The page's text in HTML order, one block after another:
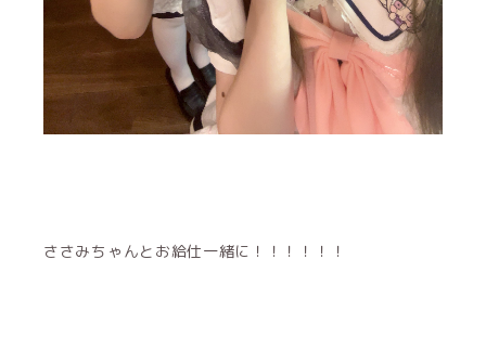
ささみちゃんとお給仕一緒に！！！！！！